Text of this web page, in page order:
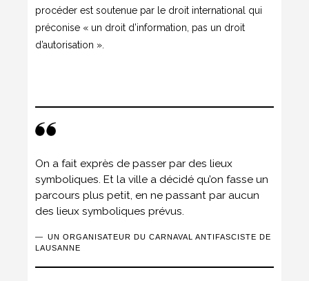
procéder est soutenue par le droit international qui
préconise « un droit d’information, pas un droit
d’autorisation ».
On a fait exprès de passer par des lieux
symboliques. Et la ville a décidé qu’on fasse un
parcours plus petit, en ne passant par aucun
des lieux symboliques prévus.
UN ORGANISATEUR DU CARNAVAL ANTIFASCISTE DE
LAUSANNE